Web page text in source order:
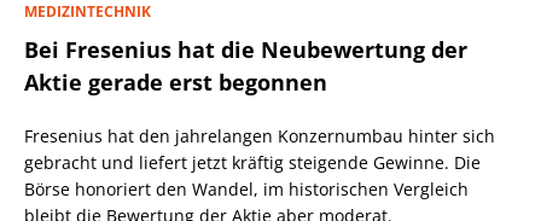
MEDIZINTECHNIK
Bei Fresenius hat die Neubewertung der
Aktie gerade erst begonnen
Fresenius hat den jahrelangen Konzernumbau hinter sich
gebracht und liefert jetzt kräftig steigende Gewinne. Die
Börse honoriert den Wandel, im historischen Vergleich
bleibt die Bewertung der Aktie aber moderat.